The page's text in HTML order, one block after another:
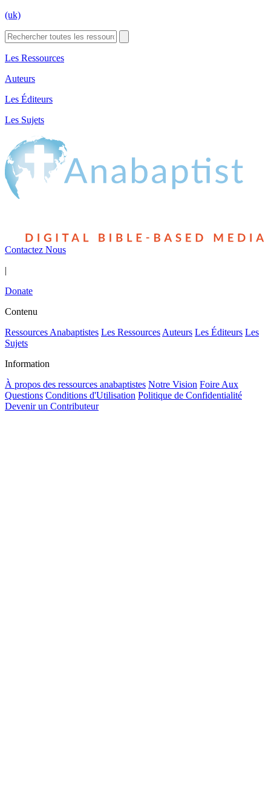
(uk)
Les Ressources
Auteurs
Les Éditeurs
Les Sujets
Contactez Nous
|
Donate
Contenu
Ressources Anabaptistes Les Ressources Auteurs Les Éditeurs Les
Sujets
Information
À propos des ressources anabaptistes Notre Vision Foire Aux
Questions Conditions d'Utilisation Politique de Confidentialité
Devenir un Contributeur